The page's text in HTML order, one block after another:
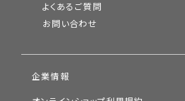
よくあるご質問
お問い合わせ
企業情報